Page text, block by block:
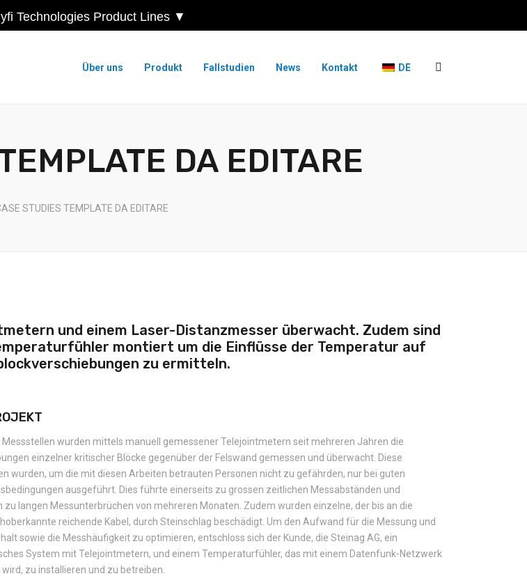
Technologies Product Lines ▼
Über uns Produkt Fallstudien News Kontakt DE
DA EDITARE
STUDIES TEMPLATE DA EDITARE
und einem Laser-Distanzmesser überwacht. Zudem sind
montiert um die Einflüsse der Temperatur auf
zu ermitteln.
Messstellen wurden mittels manuell gemessener Telejointmetern seit mehreren Jahren die
einzelner kritischer Blöcke gegenüber der Felswand gemessen und überwacht. Diese
wurden, um die mit diesen Arbeiten betrauten Personen nicht zu gefährden, nur bei guten
ausgeführt. Dies führte einerseits zu grossen zeitlichen Messabständen und
zu langen Messunterbrüchen von mehreren Monaten. Zudem wurden einzelne, der bis an die
reichende Kabel, durch Steinschlag beschädigt. Um den Aufwand für die Messung und
sowie die Messhäufigkeit zu optimieren, entschloss sich der Kunde, die Steinag AG, ein
System mit Telejointmetern, und einem Temperaturfühler, das mit einem Datenfunk-Netzwerk
zu installieren und zu betreiben.